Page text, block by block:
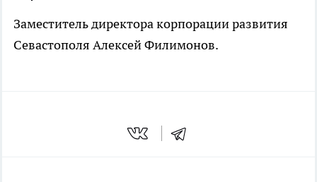
Заместитель директора корпорации развития
Севастополя Алексей Филимонов.